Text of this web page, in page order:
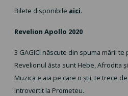
Bilete disponibile aici.
Revelion Apollo 2020
3 GAGICI născute din spuma mării
Revelionul ăsta sunt Hebe, Afrodita
Muzica e aia pe care o știi, te trece
introvertit la Prometeu.